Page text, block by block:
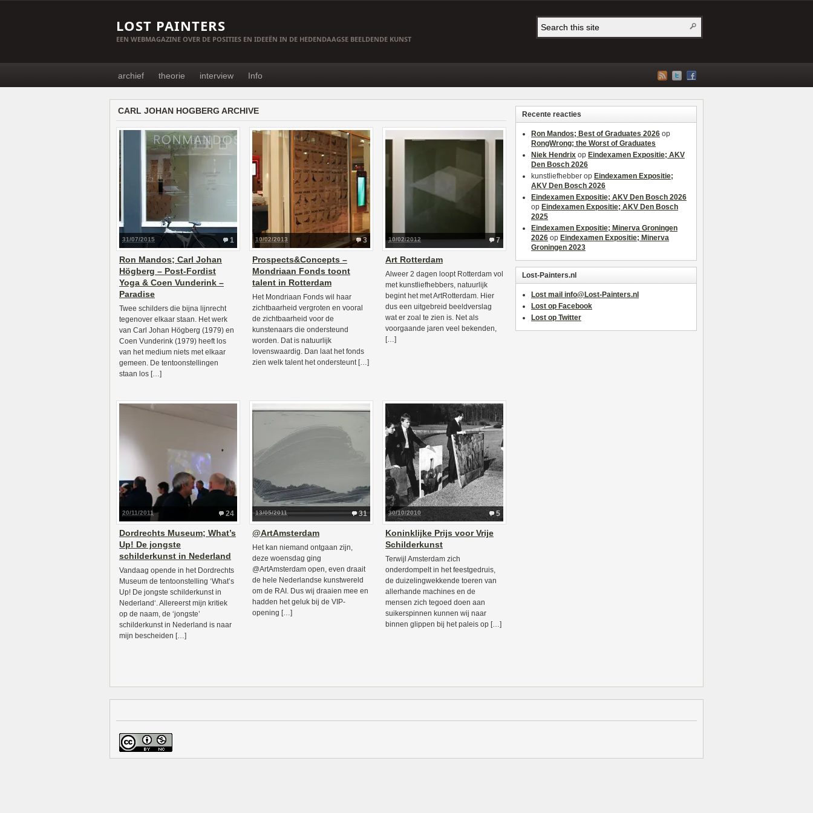
LOST PAINTERS
EEN WEBMAGAZINE OVER DE POSITIES EN IDEEËN IN DE HEDENDAAGSE BEELDENDE KUNST
archief theorie interview Info
CARL JOHAN HOGBERG ARCHIVE
1
31/07/2015
Ron Mandos; Carl Johan
Högberg – Post-Fordist
Yoga & Coen Vunderink –
Paradise
Twee schilders die bijna lijnrecht
tegenover elkaar staan. Het werk
van Carl Johan Högberg (1979) en
Coen Vunderink (1979) heeft los
van het medium niets met elkaar
gemeen. De tentoonstellingen
staan los […]
3
10/02/2013
Prospects&Concepts –
Mondriaan Fonds toont
talent in Rotterdam
Het Mondriaan Fonds wil haar
zichtbaarheid vergroten en vooral
de zichtbaarheid voor de
kunstenaars die ondersteund
worden. Dat is natuurlijk
lovenswaardig. Dan laat het fonds
zien welk talent het ondersteunt […]
7
10/02/2012
Art Rotterdam
Alweer 2 dagen loopt Rotterdam vol
met kunstliefhebbers, natuurlijk
begint het met ArtRotterdam. Hier
dus een uitgebreid beeldverslag
wat er zoal te zien is. Net als
voorgaande jaren veel bekenden,
[…]
24
20/11/2011
Dordrechts Museum; What’s
Up! De jongste
schilderkunst in Nederland
Vandaag opende in het Dordrechts
Museum de tentoonstelling ‘What’s
Up! De jongste schilderkunst in
Nederland‘. Allereerst mijn kritiek
op de naam, de ‘jongste’
schilderkunst in Nederland is naar
mijn bescheiden […]
31
13/05/2011
@ArtAmsterdam
Het kan niemand ontgaan zijn,
deze woensdag ging
@ArtAmsterdam open, even draait
de hele Nederlandse kunstwereld
om de RAI. Dus wij draaien mee en
hadden het geluk bij de VIP-
opening […]
5
30/10/2010
Koninklijke Prijs voor Vrije
Schilderkunst
Terwijl Amsterdam zich
onderdompelt in het feestgedruis,
de duizelingwekkende toeren van
allerhande machines en de
mensen zich tegoed doen aan
suikerspinnen kunnen wij naar
binnen glippen bij het paleis op […]
Recente reacties
Ron Mandos; Best of Graduates 2026 op
RongWrong; the Worst of Graduates
Niek Hendrix op Eindexamen Expositie; AKV
Den Bosch 2026
kunstliefhebber op Eindexamen Expositie;
AKV Den Bosch 2026
Eindexamen Expositie; AKV Den Bosch 2026
op Eindexamen Expositie; AKV Den Bosch
2025
Eindexamen Expositie; Minerva Groningen
2026 op Eindexamen Expositie; Minerva
Groningen 2023
Lost-Painters.nl
Lost mail info@Lost-Painters.nl
Lost op Facebook
Lost op Twitter